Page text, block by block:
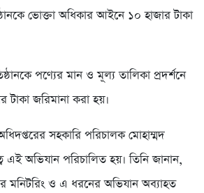
ভোক্তা অধিকার আইনে ১০ হাজার টাকা
পণ্যের মান ও মূল্য তালিকা প্রদর্শনে
টাকা জরিমানা করা হয়।
সহকারি পরিচালক মোহাম্মদ
এই অভিযান পরিচালিত হয়। তিনি জানান,
মনিটরিং ও এ ধরনের অভিযান অব্যাহত